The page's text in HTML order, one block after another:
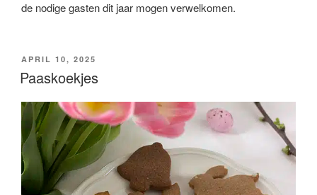
de nodige gasten dit jaar mogen verwelkomen.
GEPLAATST
OP
APRIL 10, 2025
Paaskoekjes